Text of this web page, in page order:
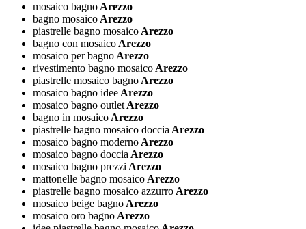
mosaico bagnoArezzo
bagno mosaicoArezzo
piastrelle bagno mosaicoArezzo
bagno con mosaicoArezzo
mosaico per bagnoArezzo
rivestimento bagno mosaicoArezzo
piastrelle mosaico bagnoArezzo
mosaico bagno ideeArezzo
mosaico bagno outletArezzo
bagno in mosaicoArezzo
piastrelle bagno mosaico docciaArezzo
mosaico bagno modernoArezzo
mosaico bagno docciaArezzo
mosaico bagno prezziArezzo
mattonelle bagno mosaicoArezzo
piastrelle bagno mosaico azzurroArezzo
mosaico beige bagnoArezzo
mosaico oro bagnoArezzo